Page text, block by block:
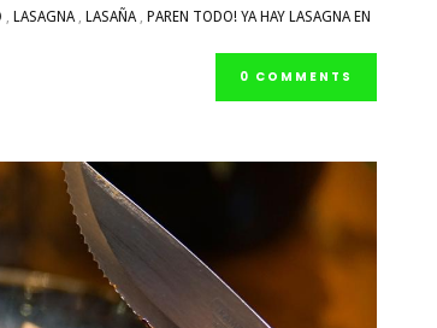
, LASAGNA, LASAÑA, PAREN TODO! YA HAY LASAGNA EN
0 COMMENTS